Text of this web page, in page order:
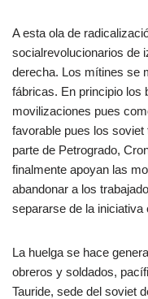
A esta ola de
socialrevolucionarios de
derecha. Los mítines se
fábricas. En principio los
movilizaciones pues
favorable pues los
parte de Petrogrado,
finalmente apoyan las
abandonar a los
separarse de la
La huelga se hace
obreros y soldados,
Tauride, sede del soviet